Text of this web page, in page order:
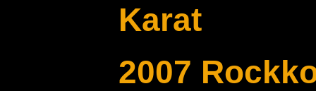
Karat
2007